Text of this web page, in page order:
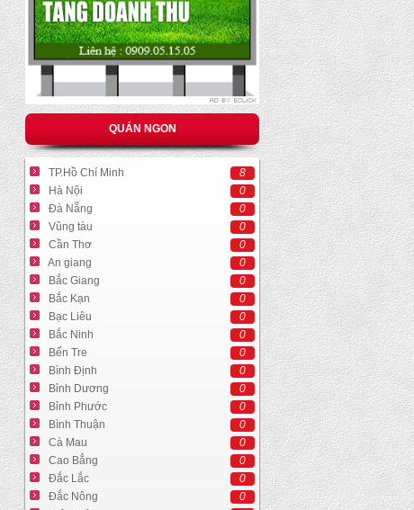
QUÁN NGON
TP.Hồ Chí Minh
8
Hà Nội
0
Đà Nẵng
0
Vũng tàu
0
Cần Thơ
0
An giang
0
Bắc Giang
0
Bắc Kạn
0
Bạc Liêu
0
Bắc Ninh
0
Bến Tre
0
Bình Định
0
Bỉnh Dương
0
Bỉnh Phước
0
Bình Thuận
0
Cà Mau
0
Cao Bẳng
0
Đắc Lắc
0
Đắc Nông
0